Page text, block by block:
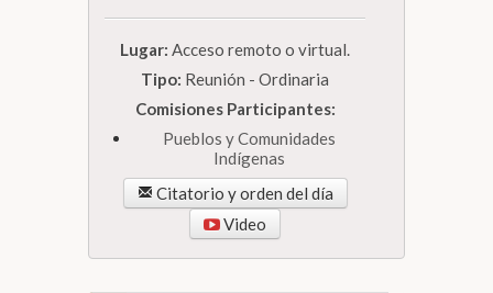
Lugar: Acceso remoto o virtual.
Tipo: Reunión - Ordinaria
Comisiones Participantes:
Pueblos y Comunidades
Indígenas
Citatorio y orden del día
Video